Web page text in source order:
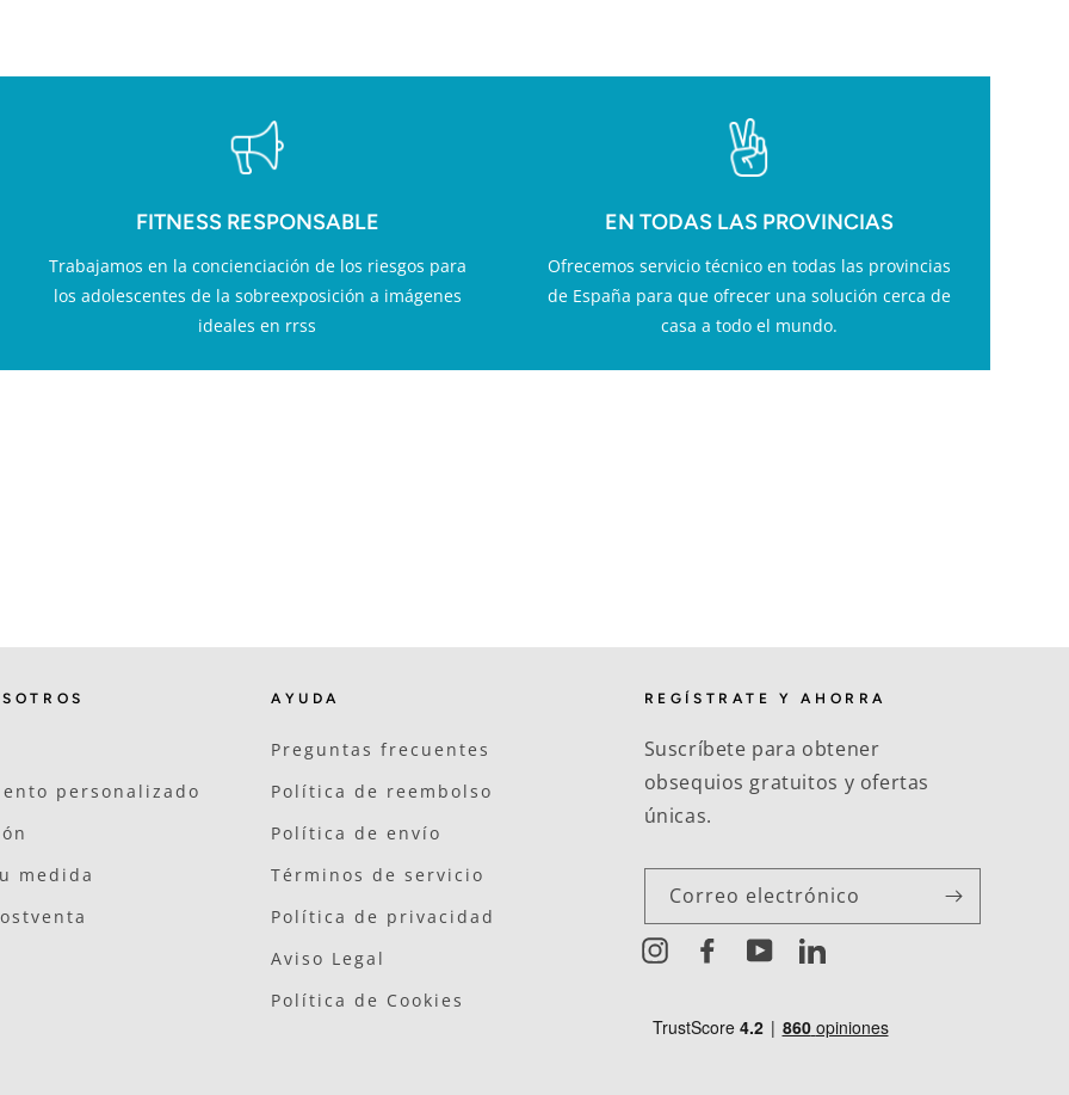
FITNESS RESPONSABLE
Trabajamos en la concienciación de los riesgos para
los adolescentes de la sobreexposición a imágenes
ideales en rrss
EN TODAS LAS PROVINCIAS
Ofrecemos servicio técnico en todas las provincias
de España para que ofrecer una solución cerca de
casa a todo el mundo.
personalizado
medida
AYUDA
Preguntas frecuentes
Política de reembolso
Política de envío
Términos de servicio
Política de privacidad
Aviso Legal
Política de Cookies
REGÍSTRATE Y AHORRA
Suscríbete para obtener
obsequios gratuitos y ofertas
únicas.
Correo electrónico
InstagramFacebookYouTubeLinkedIn